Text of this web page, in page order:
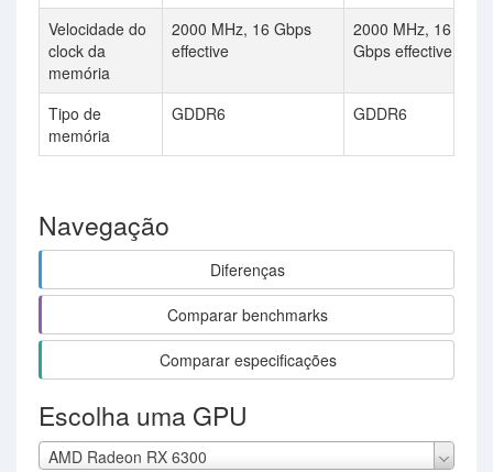
Velocidade do
clock da
memória
2000 MHz, 16 Gbps
effective
2000 MHz, 16
Gbps effective
Tipo de
memória
GDDR6 GDDR6
Navegação
Diferenças
Comparar benchmarks
Comparar especificações
Escolha uma GPU
AMD Radeon RX 6300